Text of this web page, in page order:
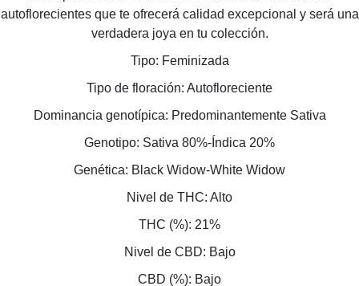
autoflorecientes que te ofrecerá calidad excepcional y será una
verdadera joya en tu colección.
Tipo: Feminizada
Tipo de floración: Autofloreciente
Dominancia genotípica: Predominantemente Sativa
Genotipo: Sativa 80%-Índica 20%
Genética: Black Widow-White Widow
Nivel de THC: Alto
THC (%): 21%
Nivel de CBD: Bajo
CBD (%): Bajo